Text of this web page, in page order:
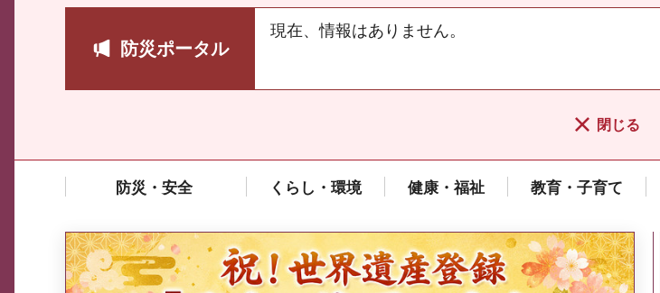
防災ポータル
現在、情報はありません。
閉じる
防災・安全 くらし・環境 健康・福祉 教育・子育て